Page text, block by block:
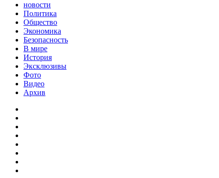
новости
Политика
Общество
Экономика
Безопасность
В мире
История
Эксклюзивы
Фото
Видео
Архив